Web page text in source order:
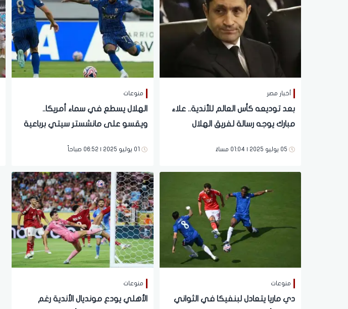
أخبار مصر
بعد توديعه كأس العالم للأندية.. علاء
مبارك يوجه رسالة لفريق الهلال
05 يوليو 2025 | 01:04 مساءً
منوعات
الهلال يسطع في سماء أمريكا..
ويقسو على مانشستر سيتي برباعية
01 يوليو 2025 | 06:52 صباحاً
منوعات
دي ماريا يتعادل لبنفيكا في الثواني
منوعات
الأهلي يودع مونديال الأندية رغم